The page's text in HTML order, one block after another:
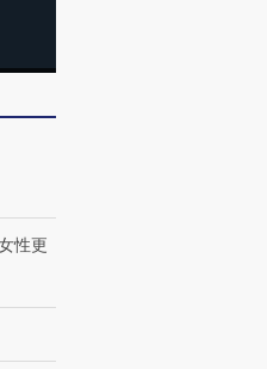
要防空导弹“救急”
【商旅对话】华住集团
性更